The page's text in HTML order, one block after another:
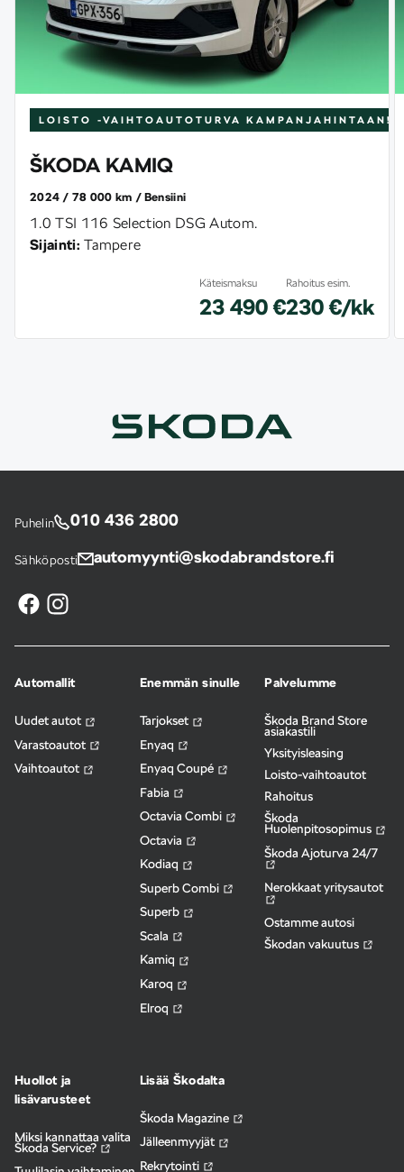
LOISTO -VAIHTOAUTOTURVA KAMPANJAHINTAAN!
ŠKODA KAMIQ
2024 78 000 km Bensiini
1.0 TSI 116 Selection DSG Autom.
Sijainti: Tampere
Käteismaksu
23 490 €
Rahoitus esim.
230 €/kk
Puhelin 010 436 2800
Sähköposti automyynti@skodabrandstore.fi
Automallit
Uudet autot
Varastoautot
Vaihtoautot
Enemmän sinulle
Tarjokset
Enyaq
Enyaq Coupé
Fabia
Octavia Combi
Octavia
Kodiaq
Superb Combi
Superb
Scala
Kamiq
Karoq
Elroq
Palvelumme
Škoda Brand Store
asiakastili
Yksityisleasing
Loisto-vaihtoautot
Rahoitus
Škoda
Huolenpitosopimus
Škoda Ajoturva 24/7
Nerokkaat yritysautot
Ostamme autosi
Škodan vakuutus
Huollot ja
lisävarusteet
Miksi kannattaa valita
Škoda Service?
Lisää Škodalta
Škoda Magazine
Jälleenmyyjät
Rekrytointi